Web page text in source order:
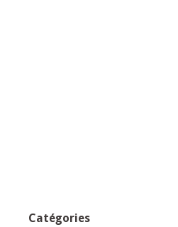
Catégories